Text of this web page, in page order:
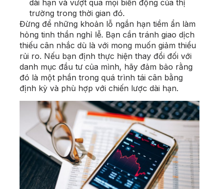
dài hạn và vượt qua mọi biến động của thị
trường trong thời gian đó.
Đừng để những khoản lỗ ngắn hạn tiềm ẩn làm
hỏng tinh thần nghỉ lễ. Bạn cần tránh giao dịch
thiếu cân nhắc dù là với mong muốn giảm thiểu
rủi ro. Nếu bạn định thực hiện thay đổi đối với
danh mục đầu tư của mình, hãy đảm bảo rằng
đó là một phần trong quá trình tái cân bằng
định kỳ và phù hợp với chiến lược dài hạn.